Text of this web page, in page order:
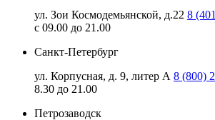
ул. Зои Космодемьянской, д.22 8
с 09.00 до 21.00
Санкт-Петербург
ул. Корпусная, д. 9, литер А 8 (800)
8.30 до 21.00
Петрозаводск